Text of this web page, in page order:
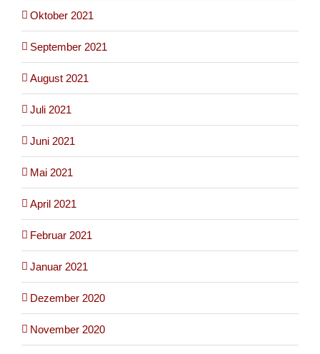
Oktober 2021
September 2021
August 2021
Juli 2021
Juni 2021
Mai 2021
April 2021
Februar 2021
Januar 2021
Dezember 2020
November 2020